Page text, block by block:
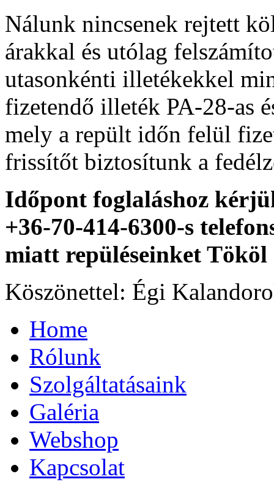
Nálunk nincsenek rejtett
árakkal és utólag
utasonkénti illetékekkel
fizetendő illeték PA-28-as
mely a repült időn felül
frissítőt biztosítunk a
Időpont foglaláshoz
+36-70-414-6300-s
miatt repüléseinket
Köszönettel: Égi
Home
Rólunk
Szolgáltatásaink
Galéria
Webshop
Kapcsolat